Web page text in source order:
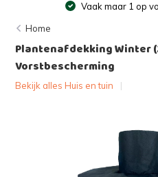
Vaak maar 1 op
Home
Plantenafdekking Winter
Vorstbescherming
Bekijk alles Huis en tuin